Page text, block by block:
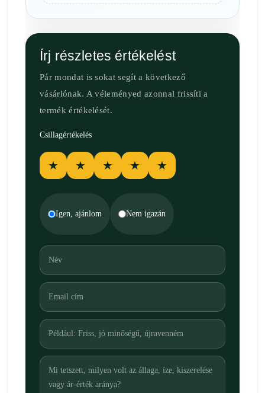
Írj részletes értékelést
Pár mondat is sokat segít a következő
vásárlónak. A véleményed azonnal frissíti a
termék értékelését.
Csillagértékelés
★ ★ ★ ★ ★
Igen, ajánlom Nem igazán